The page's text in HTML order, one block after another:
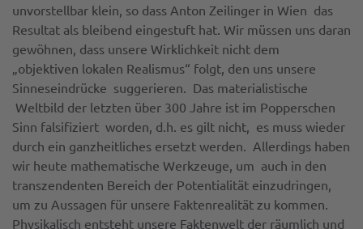
unvorstellbar klein, so dass Anton Zeilinger in Wien das
Resultat als bleibend eingestuft hat. Wir müssen uns daran
gewöhnen, dass unsere Wirklichkeit nicht dem
„objektiven lokalen Realismus“ folgt, den uns unsere
Sinneseindrücke suggerieren. Das materialistische
Weltbild der letzten über 300 Jahre ist im Popperschen
Sinn falsifiziert worden, d.h. es gilt nicht, es muss wieder
durch ein ganzheitliches ersetzt werden. Allerdings haben
wir heute mathematische Werkzeuge, um auch in den
transzendenten Bereich der Potentialität einzudringen,
um zu Aussagen für unsere Faktenrealität zu kommen.
Physikalisch entsteht unsere Faktenwelt der räumlich und